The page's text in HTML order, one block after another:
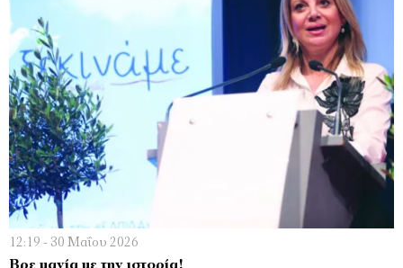
12:19 - 30 Μαΐου 2026